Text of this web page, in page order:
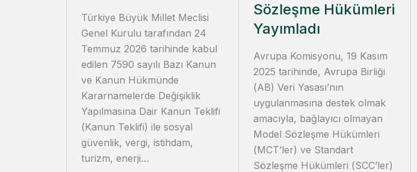
Türkiye Büyük Millet Meclisi
Genel Kurulu tarafından 24
Temmuz 2026 tarihinde kabul
edilen 7590 sayılı Bazı Kanun
ve Kanun Hükmünde
Kararnamelerde Değişiklik
Yapılmasına Dair Kanun Teklifi
(Kanun Teklifi) ile sosyal
güvenlik, vergi, istihdam,
turizm, enerji…
Sözleşme Hükümleri
Yayımladı
Avrupa Komisyonu, 19 Kasım
2025 tarihinde, Avrupa Birliği
(AB) Veri Yasası’nın
uygulanmasına destek olmak
amacıyla, bağlayıcı olmayan
Model Sözleşme Hükümleri
(MCT’ler) ve Standart
Sözleşme Hükümleri (SCC’ler)